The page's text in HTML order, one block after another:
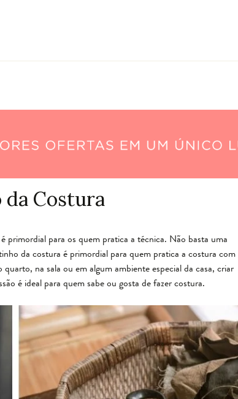
Costura
para os quem pratica a técnica. Não basta uma
da costura é primordial para quem pratica a costura com
na sala ou em algum ambiente especial da casa, criar
é ideal para quem sabe ou gosta de fazer costura.